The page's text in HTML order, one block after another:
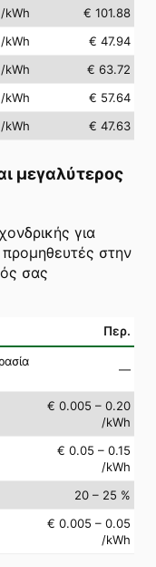
/kWh
€ 101.88
/kWh
€ 47.94
/kWh
€ 63.72
/kWh
€ 57.64
/kWh € 47.63
μεγαλύτερος
για
στην
σας
Περ.
—
€ 0.005 – 0.20
/kWh
€ 0.05 – 0.15
/kWh
20 – 25 %
€ 0.005 – 0.05
/kWh